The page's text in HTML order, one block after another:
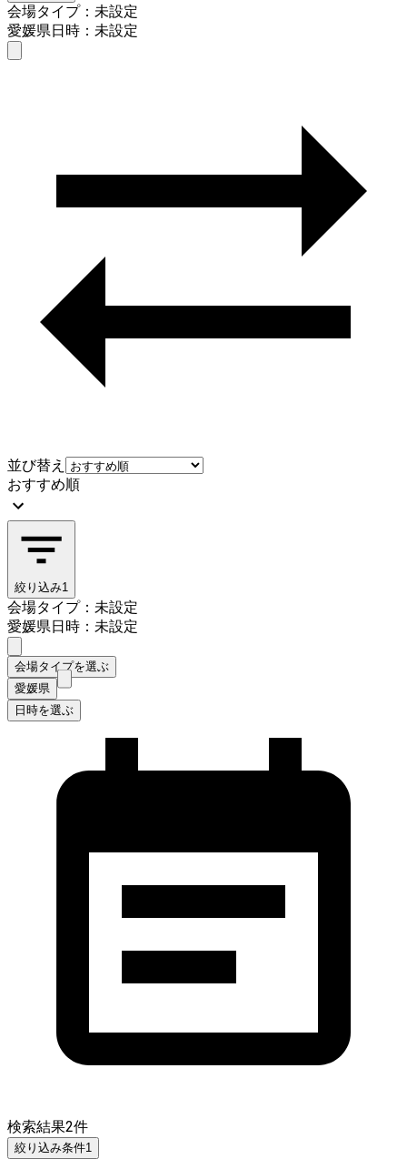
会場タイプ：未設定
愛媛県日時：未設定
並び替え
おすすめ順
絞り込み1
会場タイプ：未設定
愛媛県日時：未設定
会場タイプを選ぶ
愛媛県
日時を選ぶ
検索結果2件
絞り込み条件1